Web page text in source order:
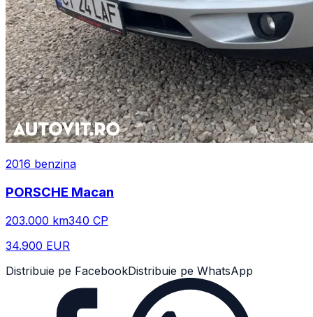
2016 benzina
PORSCHE Macan
203.000 km340 CP
34.900 EUR
Distribuie pe FacebookDistribuie pe WhatsApp